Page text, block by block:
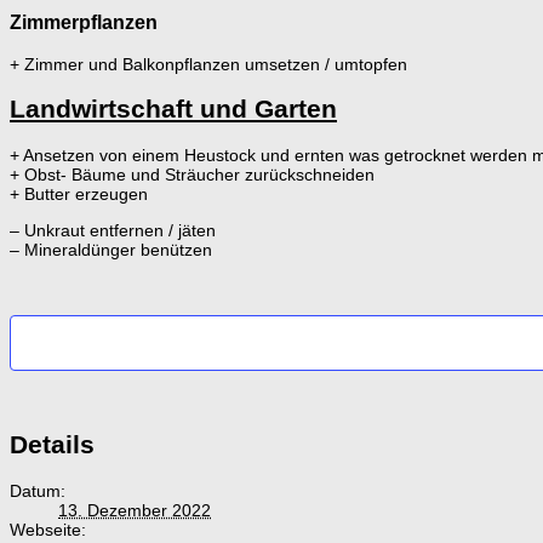
Zimmerpflanzen
+ Zimmer und Balkonpflanzen umsetzen / umtopfen
Landwirtschaft und Garten
+ Ansetzen von einem Heustock und ernten was getrocknet werden
+ Obst- Bäume und Sträucher zurückschneiden
+ Butter erzeugen
– Unkraut entfernen / jäten
– Mineraldünger benützen
Details
Datum:
13. Dezember 2022
Webseite: